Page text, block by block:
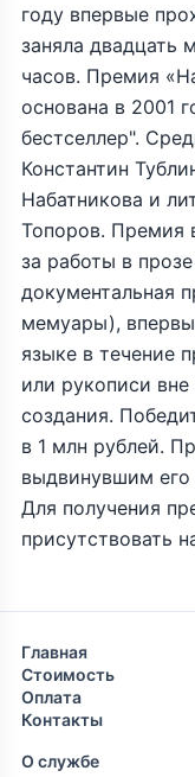
году впервые
заняла двадцать
часов. Премия
основана в 2001
бестселлер".
Константин
Набатникова и
Топоров. Премия
за работы в
документальная
мемуары),
языке в течение
или рукописи
создания.
в 1 млн рублей.
выдвинувшим
Для получения
присутствовать
Главная
Стоимость
Оплата
Контакты
О службе